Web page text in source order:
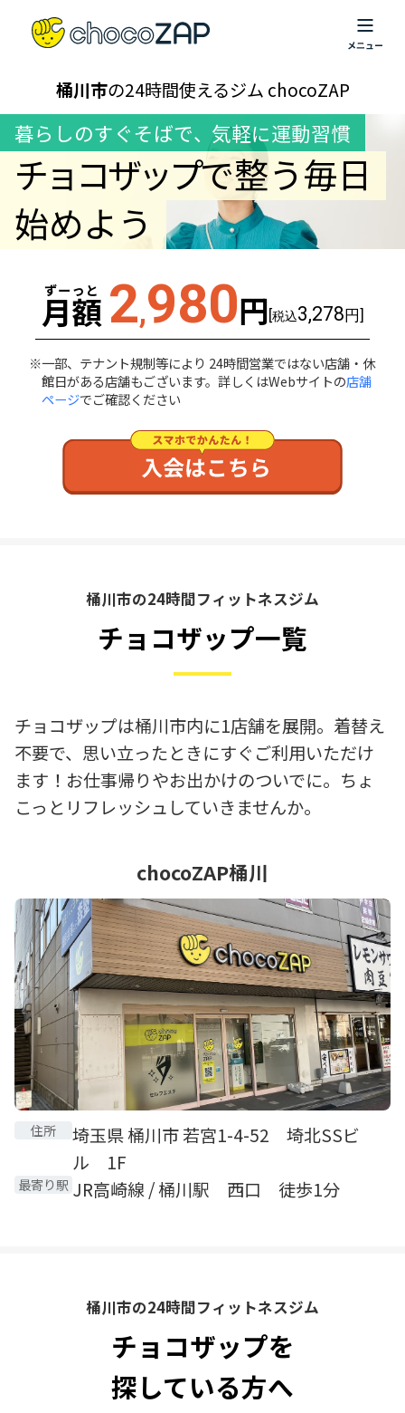
桶川市の24時間使えるジム chocoZAP
暮らしのすぐそばで、 気軽に運動習慣
チョコザップで整う毎日
始めよう
ずーっと
月額 2,980円[税込3,278円]
一部、テナント規制等により 24時間営業ではない店舗・休
館日がある店舗もございます。詳しくはWebサイトの店舗
ページでご確認ください
桶川市の24時間フィットネスジム
チョコザップ一覧
チョコザップは桶川市内に1店舗を展開。着替え
不要で、思い立ったときにすぐご利用いただけ
ます！お仕事帰りやお出かけのついでに。ちょ
こっとリフレッシュしていきませんか。
chocoZAP桶川
住所
埼玉県 桶川市 若宮1-4-52 埼北SSビ
ル 1F
最寄り駅 JR高崎線 / 桶川駅 西口 徒歩1分
桶川市の24時間フィットネスジム
チョコザップを
探している方へ